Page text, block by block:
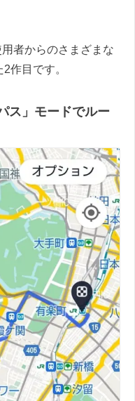
者からのさまざまな
作目です。
ス」モードでルー